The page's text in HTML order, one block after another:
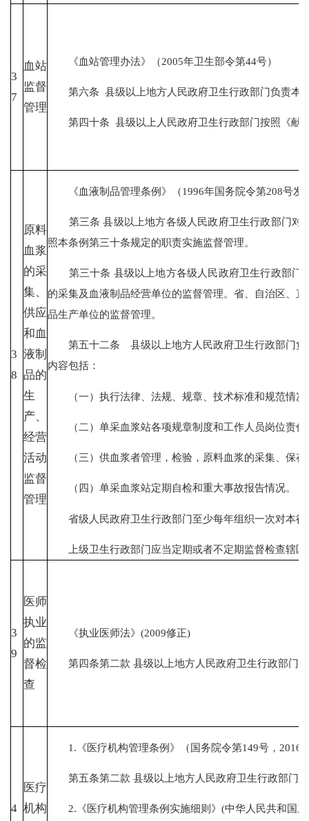
3
7
血站
监督
管理
《血站管理办法》（2005年卫生部令第44号）
第六条 县级以上地方人民政府卫生行政部门负责本
第四十条 县级以上人民政府卫生行政部门按照《献
3
8
原料
血浆
的采
集、
供应
和血
液制
品的
生
产、
经营
活动
监督
管理
《血液制品管理条例》（1996年国务院令第208号发
第三条 县级以上地方各级人民政府卫生行政部门对
照本条例第三十条规定的职责实施监督管理。
第三十条 县级以上地方各级人民政府卫生行政部门
的采集及血液制品经营单位的监督管理。省、自治区、
品生产单位的监督管理。
第五十二条 县级以上地方人民政府卫生行政部门负
内容包括：
（一）执行法律、法规、规章、技术标准和规范情况
（二）单采血浆站各项规章制度和工作人员岗位责任
（三）供血浆者管理，检验，原料血浆的采集、保存
（四）单采血浆站定期自检和重大事故报告情况。
省级人民政府卫生行政部门至少每年组织一次对本行
上级卫生行政部门应当定期或者不定期监督检查辖区
3
9
医师
执业
的监
督检
查
《执业医师法》(2009修正)
第四条第二款 县级以上地方人民政府
4
医疗
机构
1.《医疗机构管理条例》（国务院令第149号，2016
第五条第二款 县级以上地方人民政府卫生行政部门
2.《医疗机构管理条例实施细则》(中华人民共和国卫